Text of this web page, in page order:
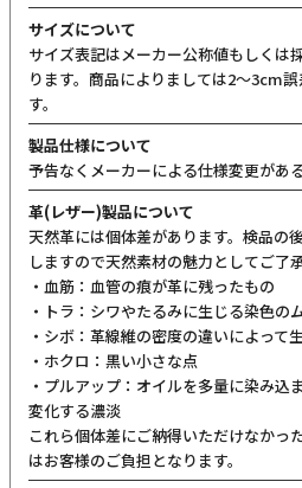
サイズについて
サイズ表記はメーカー公称値もしくは
ります。商品によりましては2〜3cm
す。
製品仕様について
予告なくメーカーによる仕様変更があ
革(レザー)製品について
天然革には個体差があります。検品の
しますので天然素材の魅力としてご了
・血筋：血管の痕が革に残ったもの
・トラ：シワやたるみに生じる染色の
・シボ：革線維の密度の違いによって
・ホクロ：黒い小さな点
・プルアップ：オイルを多量に染み込
変化する濃淡
これら個体差にご納得いただけなかっ
はお客様のご負担となります。